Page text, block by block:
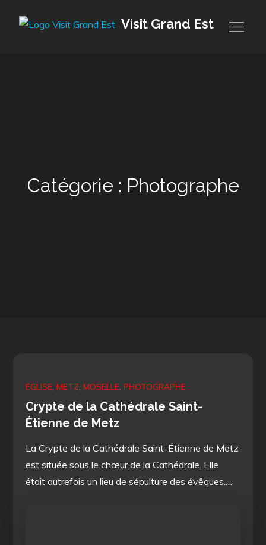
Visit Grand Est
Catégorie : Photographe
EGLISE METZ MOSELLE PHOTOGRAPHE
Crypte de la Cathédrale Saint-
Étienne de Metz
La Crypte de la Cathédrale Saint-Étienne de Metz
est située sous le chœur de la Cathédrale. Elle
était autrefois un lieu de sépulture des évêques.…